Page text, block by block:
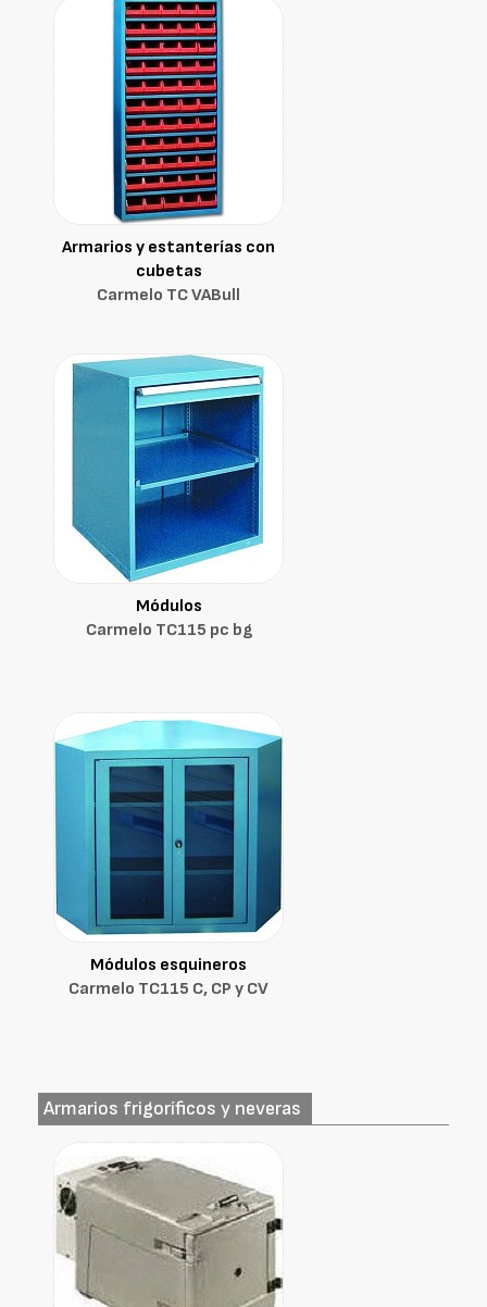
Armarios y estanterías con
cubetas
Carmelo TC VABull
Módulos
Carmelo TC115 pc bg
Módulos esquineros
Carmelo TC115 C, CP y CV
Armarios frigoríficos y neveras